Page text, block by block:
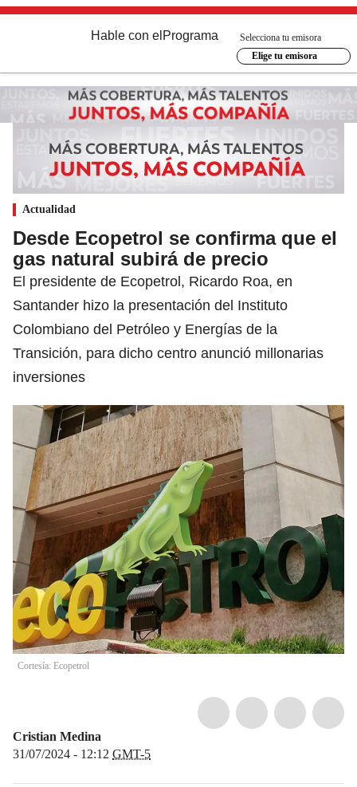
Hable con el Programa
Selecciona tu emisora
Elige tu emisora
Actualidad
Desde Ecopetrol se confirma que el
gas natural subirá de precio
El presidente de Ecopetrol, Ricardo Roa, en
Santander hizo la presentación del Instituto
Colombiano del Petróleo y Energías de la
Transición, para dicho centro anunció millonarias
inversiones
Cortesía: Ecopetrol
Cristian Medina
31/07/2024 - 12:12 GMT-5